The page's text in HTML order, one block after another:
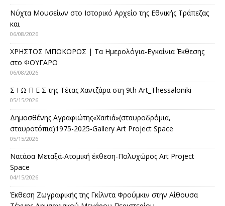
Νύχτα Μουσείων στο Ιστορικό Αρχείο της Εθνικής Τράπεζας
και
06/08/2026
ΧΡΗΣΤΟΣ ΜΠΟΚΟΡΟΣ | Τα Ημερολόγια-Εγκαίνια Έκθεσης
στο ΦΟΥΓΑΡΟ
06/08/2026
Σ Ι Ω Π Ε Σ της Τέτας Χαντζάρα στη 9th Art_Thessaloniki
05/15/2026
Δημοσθένης Αγραφιώτης«Xαrtιά»(σταυροδρόμια,
σταυροτόπια)1975-2025-Gallery Art Project Space
05/15/2026
Νατάσα Μεταξά-Ατομική έκθεση-Πολυχώρος Art Project
Space
04/15/2026
Έκθεση Ζωγραφικής της Γκίλντα Φρούμκιν στην Αίθουσα